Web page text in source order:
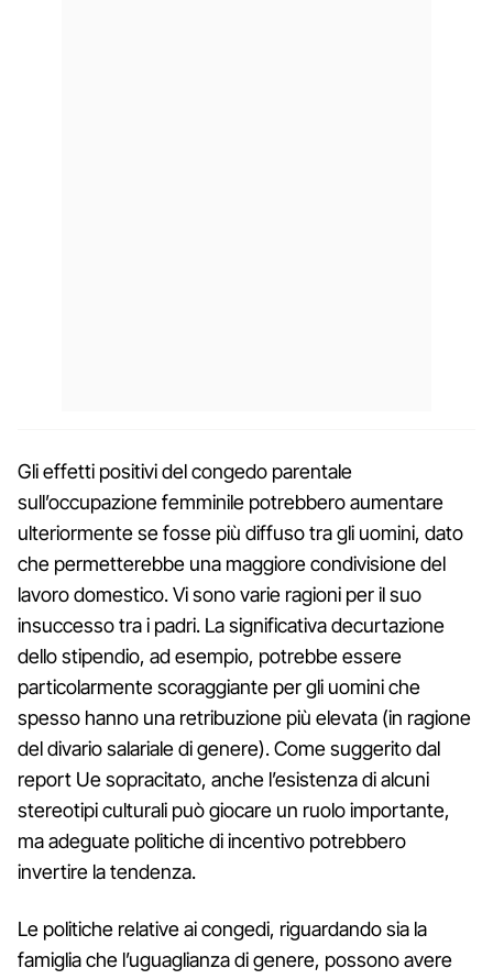
Gli effetti positivi del congedo parentale
sull’occupazione femminile potrebbero aumentare
ulteriormente se fosse più diffuso tra gli uomini, dato
che permetterebbe una maggiore condivisione del
lavoro domestico. Vi sono varie ragioni per il suo
insuccesso tra i padri. La significativa decurtazione
dello stipendio, ad esempio, potrebbe essere
particolarmente scoraggiante per gli uomini che
spesso hanno una retribuzione più elevata (in ragione
del divario salariale di genere). Come suggerito dal
report Ue sopracitato, anche l’esistenza di alcuni
stereotipi culturali può giocare un ruolo importante,
ma adeguate politiche di incentivo potrebbero
invertire la tendenza.
Le politiche relative ai congedi, riguardando sia la
famiglia che l’uguaglianza di genere, possono avere